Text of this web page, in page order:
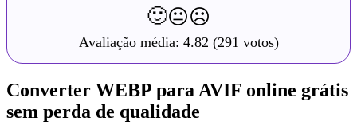
🙂😐☹️
Avaliação média: 4.82 (291 votos)
Converter WEBP para AVIF online grátis
sem perda de qualidade